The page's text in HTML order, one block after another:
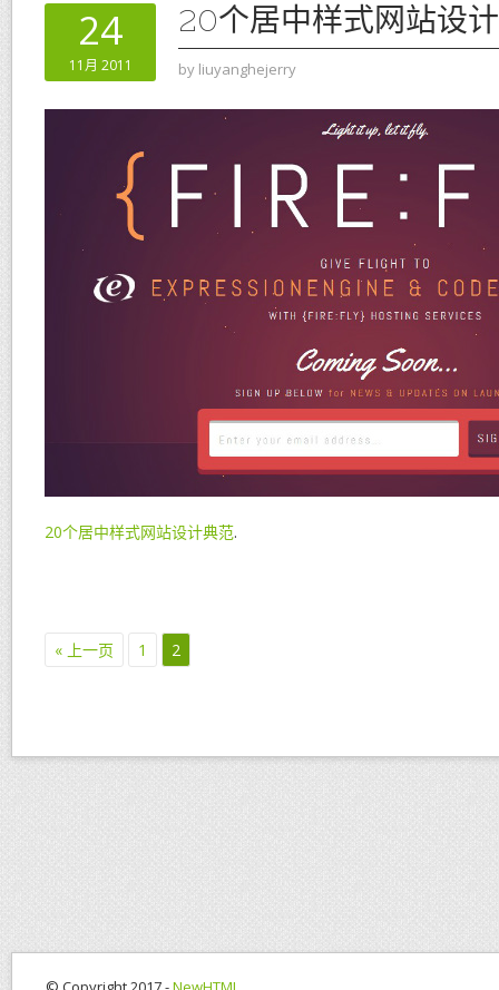
24
11月 2011
20个居中样式网站设
by liuyanghejerry
20个居中样式网站设计典范.
« 上一页 1 2